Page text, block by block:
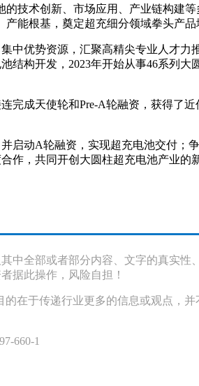
技术创新、市场应用、产业链构建
能根基，奠定超充细分领域拳头产品
中优势资源，汇聚高精尖专业人才力
结构开发，2023年开始从事46系列大
完成天使轮和Pre-A轮融资，获得了
动A轮融资，实现超充电池交付；争
作，共同开创大圆柱超充电池产业的
中全部或者部分内容、文字的真实性
据此操作，风险自担！
在于传递行业更多的信息或观点，
660-1